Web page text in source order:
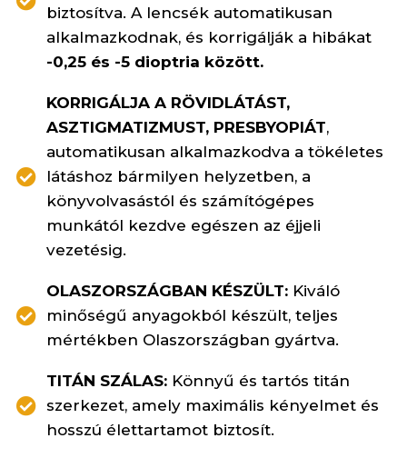
biztosítva. A lencsék automatikusan
alkalmazkodnak, és korrigálják a hibákat
-0,25 és -5 dioptria között.
KORRIGÁLJA A RÖVIDLÁTÁST,
ASZTIGMATIZMUST, PRESBYOPIÁT,
automatikusan alkalmazkodva a tökéletes
látáshoz bármilyen helyzetben, a
könyvolvasástól és számítógépes
munkától kezdve egészen az éjjeli
vezetésig.
OLASZORSZÁGBAN KÉSZÜLT:Kiváló
minőségű anyagokból készült, teljes
mértékben Olaszországban gyártva.
TITÁN SZÁLAS:Könnyű és tartós titán
szerkezet, amely maximális kényelmet és
hosszú élettartamot biztosít.